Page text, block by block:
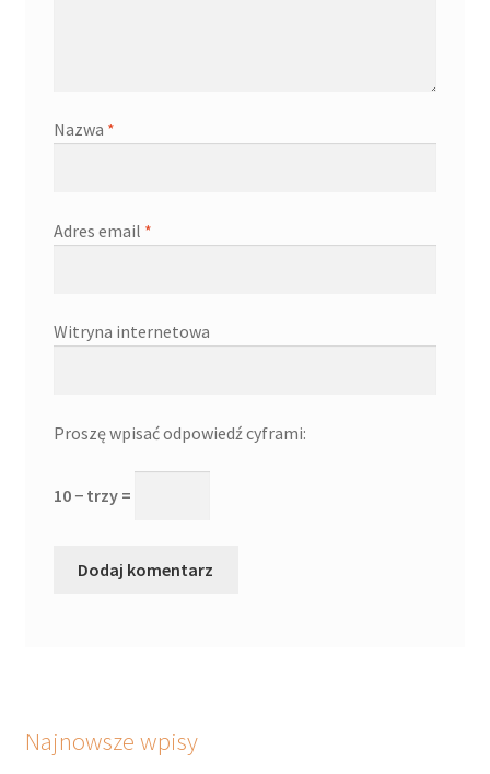
Nazwa *
Adres email *
Witryna internetowa
Proszę wpisać odpowiedź cyframi:
10 − trzy =
Najnowsze wpisy